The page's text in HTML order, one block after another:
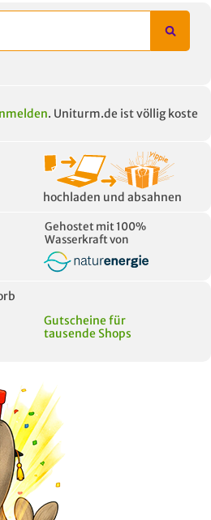
. Uniturm.de ist völlig koste
hochladen und absahnen
Gehostet mit 100%
Wasserkraft von
Gutscheine für
tausende Shops